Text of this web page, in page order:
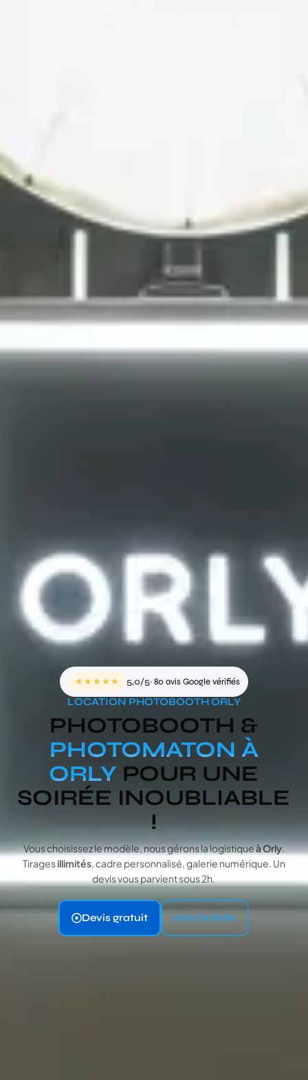
★★★★★ 5,0/5· 80 avis Google vérifiés
LOCATION PHOTOBOOTH ORLY
PHOTOBOOTH &
PHOTOMATON À
ORLY POUR UNE
SOIRÉE INOUBLIABLE
!
Vous choisissez le modèle, nous gérons la logistiqueà Orly.
Tiragesillimités, cadre personnalisé, galerie numérique. Un
devis vous parvient sous 2h.
Devis gratuit Nos forfaits